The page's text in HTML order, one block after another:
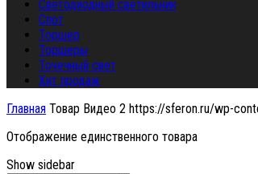
Светодиодный светильник
Спот
Торшер
Торшеры
Точечный свет
Хит продаж
Главная Товар Видео 2 https://sferon.ru/wp-
Отображение единственного товара
Show sidebar